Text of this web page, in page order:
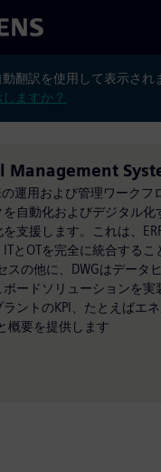
翻訳を使用して表示され
ますか？
Management
の運用および管理ワークフ
自動化およびデジタル化
支援します。これは、
とOTを完全に統合するこ
スの他に、DWGはデータ
ードソリューションを実
ントのKPI、たとえばエ
概要を提供します